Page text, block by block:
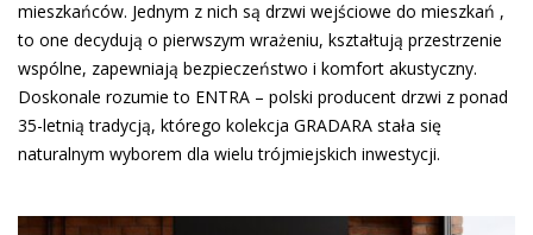
mieszkańców. Jednym z nich są drzwi wejściowe do mieszkań ,
to one decydują o pierwszym wrażeniu, kształtują przestrzenie
wspólne, zapewniają bezpieczeństwo i komfort akustyczny.
Doskonale rozumie to ENTRA – polski producent drzwi z ponad
35-letnią tradycją, którego kolekcja GRADARA stała się
naturalnym wyborem dla wielu trójmiejskich inwestycji.